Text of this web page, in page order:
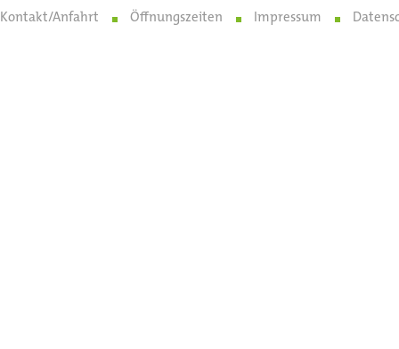
Kontakt/Anfahrt Öffnungszeiten Impressum